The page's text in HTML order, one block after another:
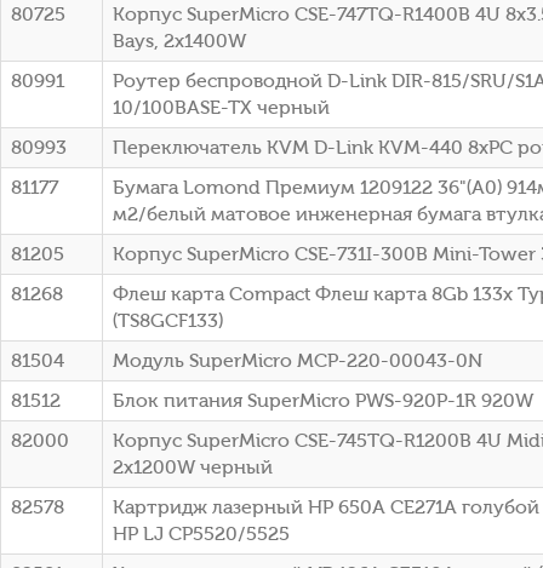
80725
Корпус SuperMicro CSE-747TQ-R1400B 4U
Bays, 2x1400W
80991
Роутер беспроводной D-Link DIR-815/SRU/
10/100BASE-TX черный
80993
Переключатель KVM D-Link KVM-440 8xPC
81177
Бумага Lomond Премиум 1209122 36"(A0)
м2/белый матовое инженерная бумага
81205
Корпус SuperMicro CSE-731I-300B Mini-Tower
81268
Флеш карта Compact Флеш карта 8Gb 133x
(TS8GCF133)
81504
Модуль SuperMicro MCP-220-00043-0N
81512
Блок питания SuperMicro PWS-920P-1R 920W
82000
Корпус SuperMicro CSE-745TQ-R1200B 4U
2x1200W черный
82578
Картридж лазерный HP 650A CE271A голубой
HP LJ CP5520/5525